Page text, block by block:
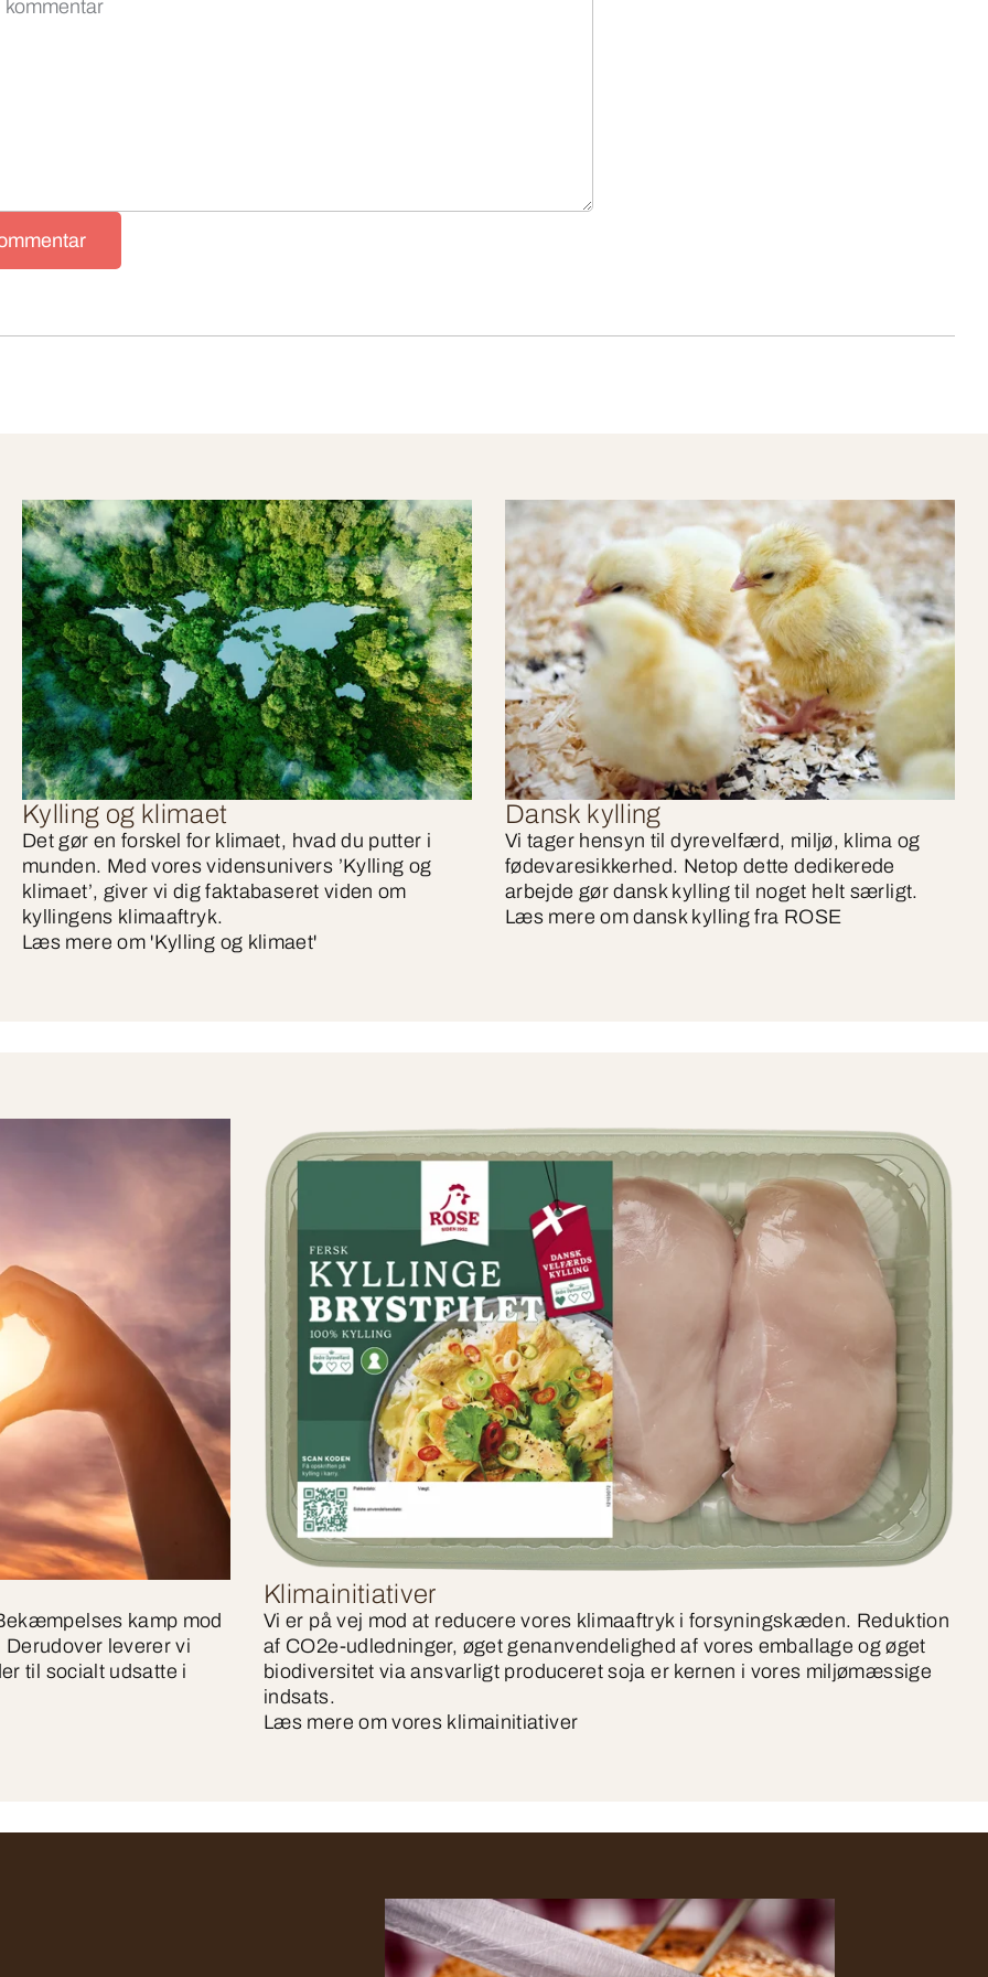
Kylling og klimaet
Det gør en forskel for klimaet, hvad du putter i
munden. Med vores vidensunivers ’Kylling og
klimaet’, giver vi dig faktabaseret viden om
kyllingens klimaaftryk.
Læs mere om 'Kylling og klimaet'
Dansk kylling
Vi tager hensyn til dyrevelfærd, miljø, klima og
fødevaresikkerhed. Netop dette dedikerede
arbejde gør dansk kylling til noget helt særligt.
Læs mere om dansk kylling fra ROSE
kamp mod
leverer vi
til socialt udsatte i
Klimainitiativer
Vi er på vej mod at reducere vores klimaaftryk i forsyningskæden. Reduktion
af CO2e-udledninger, øget genanvendelighed af vores emballage og øget
biodiversitet via ansvarligt produceret soja er kernen i vores miljømæssige
indsats.
Læs mere om vores klimainitiativer